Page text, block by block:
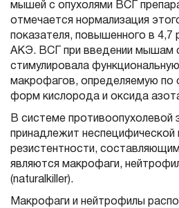
мышей с опухолями ВСГ
отмечается норма­лизация
показателя, повышенного в 4,7
АКЭ. ВСГ при введении мышам
стимулировала
макрофагов, определяемую по
форм кислорода и оксида
В системе
принадлежит неспецифи­ческой
резистентности,
являются макрофаги,
(naturalkiller).
Макрофаги и нейтрофилы